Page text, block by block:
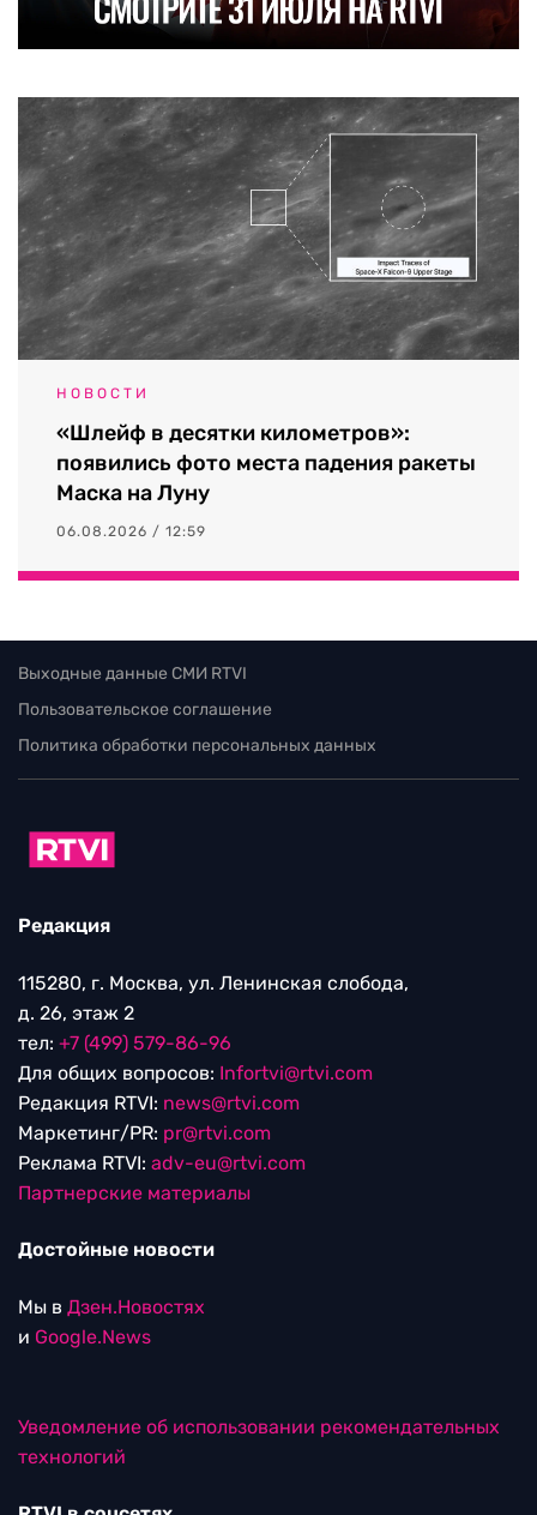
НОВОСТИ
«Шлейф в десятки километров»:
появились фото места падения ракеты
Маска на Луну
06.08.2026 / 12:59
Выходные данные СМИ RTVI
Пользовательское соглашение
Политика обработки персональных данных
Редакция
115280, г. Москва, ул. Ленинская слобода,
д. 26, этаж 2
тел: +7 (499) 579-86-96
Для общих вопросов: Infortvi@rtvi.com
Редакция RTVI: news@rtvi.com
Маркетинг/PR: pr@rtvi.com
Реклама RTVI: adv-eu@rtvi.com
Партнерские материалы
Достойные новости
Мы в Дзен.Новостях
и Google.News
Уведомление об использовании рекомендательных
технологий